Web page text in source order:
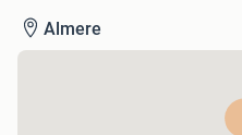
Almere